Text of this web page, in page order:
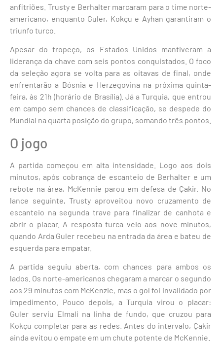
anfitriões. Trusty e Berhalter marcaram para o time norte-
americano, enquanto Guler, Kokçu e Ayhan garantiram o
triunfo turco.
Apesar do tropeço, os Estados Unidos mantiveram a
liderança da chave com seis pontos conquistados. O foco
da seleção agora se volta para as oitavas de final, onde
enfrentarão a Bósnia e Herzegovina na próxima quinta-
feira, às 21h (horário de Brasília). Já a Turquia, que entrou
em campo sem chances de classificação, se despede do
Mundial na quarta posição do grupo, somando três pontos.
O jogo
A partida começou em alta intensidade. Logo aos dois
minutos, após cobrança de escanteio de Berhalter e um
rebote na área, McKennie parou em defesa de Çakir. No
lance seguinte, Trusty aproveitou novo cruzamento de
escanteio na segunda trave para finalizar de canhota e
abrir o placar. A resposta turca veio aos nove minutos,
quando Arda Guler recebeu na entrada da área e bateu de
esquerda para empatar.
A partida seguiu aberta, com chances para ambos os
lados. Os norte-americanos chegaram a marcar o segundo
aos 29 minutos com McKenzie, mas o gol foi invalidado por
impedimento. Pouco depois, a Turquia virou o placar:
Guler serviu Elmali na linha de fundo, que cruzou para
Kokçu completar para as redes. Antes do intervalo, Çakir
ainda evitou o empate em um chute potente de McKennie.